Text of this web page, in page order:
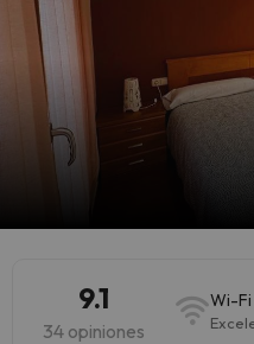
9.1
34 opiniones
Wi-Fi